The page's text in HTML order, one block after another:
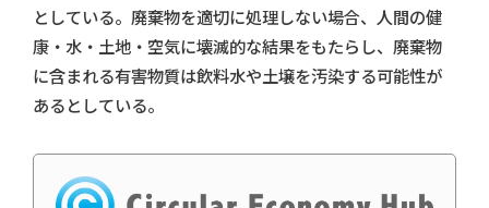
としている。廃棄物を適切に処理しない場合、人間の健
康・水・土地・空気に壊滅的な結果をもたらし、廃棄物
に含まれる有害物質は飲料水や土壌を汚染する可能性が
あるとしている。